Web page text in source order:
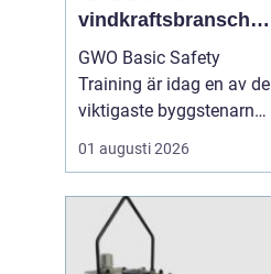
vindkraftsbransche
n
GWO Basic Safety
Training är idag en av de
viktigaste byggstenarna
för alla som vill arbeta
professionellt inom
skapar en gemensam
säkerhetsnivå i en
bransch där jobbet ofta
01 augusti 2026